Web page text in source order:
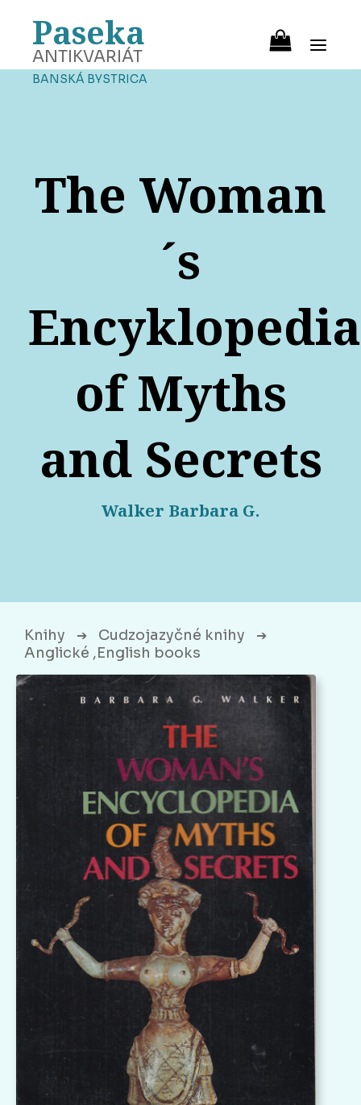
Paseka
ANTIKVARIÁT
BANSKÁ BYSTRICA
The Woman
´s
Encyklopedia
of Myths
and Secrets
Walker Barbara G.
Knihy ➔ Cudzojazyčné knihy ➔
Anglické ,English books